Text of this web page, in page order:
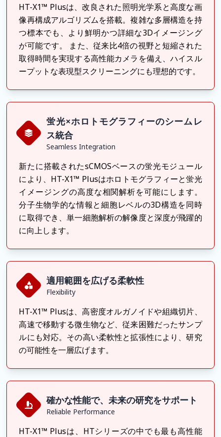
HT-X1™ Plusは、改良された照明光学系と高度な画
像再構成アルゴリズムを搭載。複雑な多層構造を持
つ標本でも、より鮮明かつ詳細な3Dイメージング
が可能です。
また、従来比4倍の視野と短縮された
取得時間を実現する高性能カメラを備え、ハイスル
ープットな表現型スクリーニングにも理想的です。
蛍光×ホロトモグラフィーのシームレ
ス統合
Seamless Integration
新たに搭載されたsCMOSベースの蛍光モジュール
により、HT-X1™ Plusはホロトモグラフィーと蛍光
イメージングの高度な相関解析を可能にします。
分子生物学的な情報と細胞レベルの3D構造を同時
に取得でき、単一細胞解析の解像度と深度が飛躍的
に向上します。
適用範囲を広げる柔軟性
Flexibility
HT-X1™ Plusは、高密度オルガノイドや組織切片、
高速で移動する微生物など、従来困難だったサンプ
ルにも対応。その高い柔軟性と拡張性により、研究
の可能性を一層広げます。
確かな性能で、未来の研究をサポート
Reliable Performance
HT-X1™ Plusは、HTシリーズの中でも最も高性能